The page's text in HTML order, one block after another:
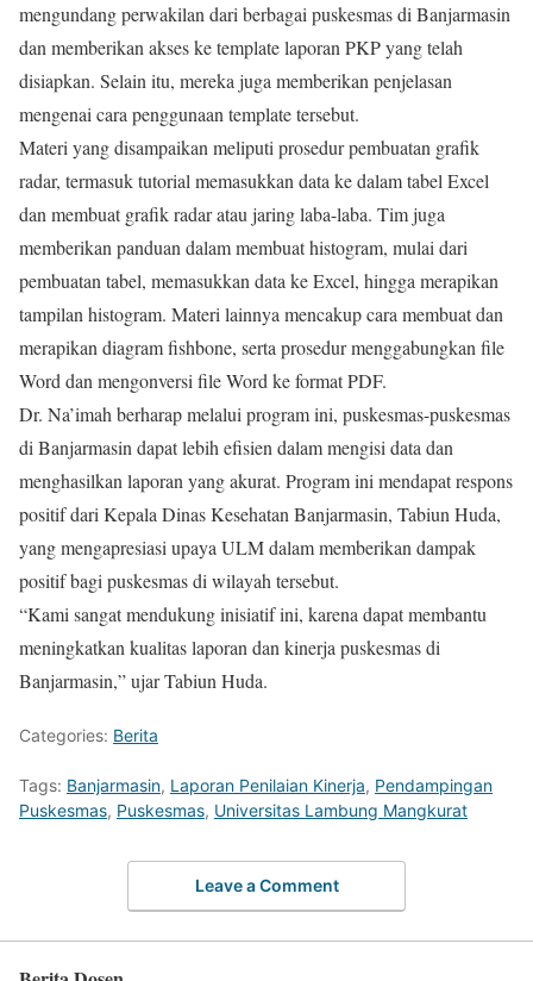
mengundang perwakilan dari berbagai puskesmas di Banjarmasin
dan memberikan akses ke template laporan PKP yang telah
disiapkan. Selain itu, mereka juga memberikan penjelasan
mengenai cara penggunaan template tersebut.
Materi yang disampaikan meliputi prosedur pembuatan grafik
radar, termasuk tutorial memasukkan data ke dalam tabel Excel
dan membuat grafik radar atau jaring laba-laba. Tim juga
memberikan panduan dalam membuat histogram, mulai dari
pembuatan tabel, memasukkan data ke Excel, hingga merapikan
tampilan histogram. Materi lainnya mencakup cara membuat dan
merapikan diagram fishbone, serta prosedur menggabungkan file
Word dan mengonversi file Word ke format PDF.
Dr. Na’imah berharap melalui program ini, puskesmas-puskesmas
di Banjarmasin dapat lebih efisien dalam mengisi data dan
menghasilkan laporan yang akurat. Program ini mendapat respons
positif dari Kepala Dinas Kesehatan Banjarmasin, Tabiun Huda,
yang mengapresiasi upaya ULM dalam memberikan dampak
positif bagi puskesmas di wilayah tersebut.
“Kami sangat mendukung inisiatif ini, karena dapat membantu
meningkatkan kualitas laporan dan kinerja puskesmas di
Banjarmasin,” ujar Tabiun Huda.
Categories: Berita
Tags: Banjarmasin, Laporan Penilaian Kinerja, Pendampingan
Puskesmas, Puskesmas, Universitas Lambung Mangkurat
Leave a Comment